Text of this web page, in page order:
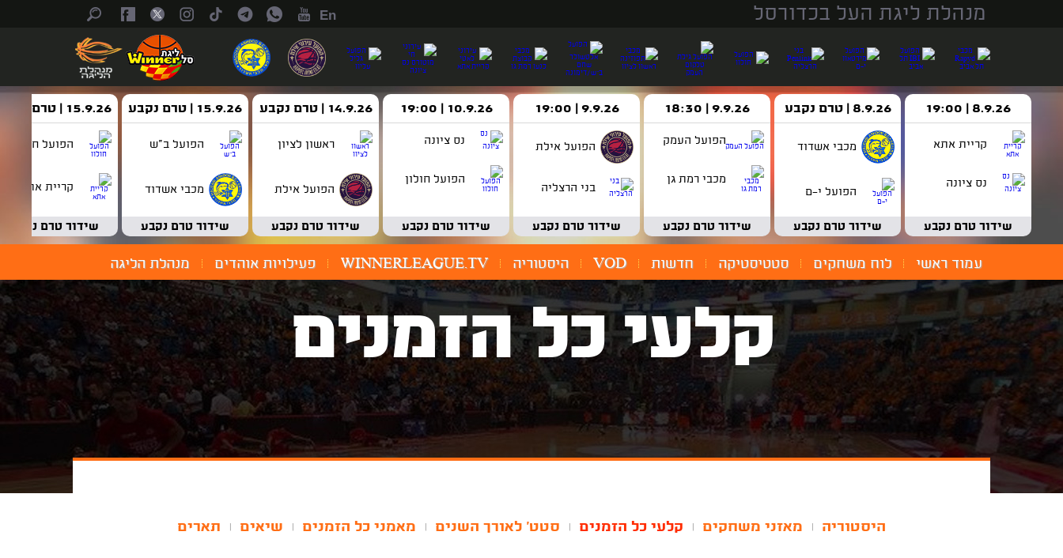
מנהלת ליגת העל בכדורסל En
8.9.26 | 19:00
קריית אתא
נס ציונה
שידור טרם נקבע
8.9.26 | טרם נקבע
מכבי אשדוד
הפועל י-ם
שידור טרם נקבע
9.9.26 | 18:30
הפועל העמק
מכבי רמת גן
שידור טרם נקבע
9.9.26 | 19:00
הפועל אילת
בני הרצליה
שידור טרם נקבע
10.9.26 | 19:00
נס ציונה
הפועל חולון
שידור טרם נקבע
14.9.26 | טרם נקבע
ראשון לציון
הפועל אילת
שידור טרם נקבע
15.9.26 | טרם נקבע
הפועל ב"ש
מכבי אשדוד
שידור טרם נקבע
15.9.26 | טרם נקבע
הפועל חולון
קריית אתא
שידור טרם נקבע
עמוד ראשי לוח משחקים סטטיסטיקה חדשות VOD היסטוריה WINNERLEAGUE.TV פעילויות אוהדים מנהלת הליגה
קלעי כל הזמנים
היסטוריה מאזני משחקים קלעי כל הזמנים סטט' לאורך השנים מאמני כל הזמנים שיאים תארים